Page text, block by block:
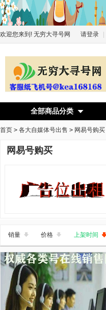
欢迎您来到! 无穷大寻号网 请登录
全部商品分类 
首页 > 各大自媒体号出售 > 网易号购买
网易号购买
销量 价格 上架时间